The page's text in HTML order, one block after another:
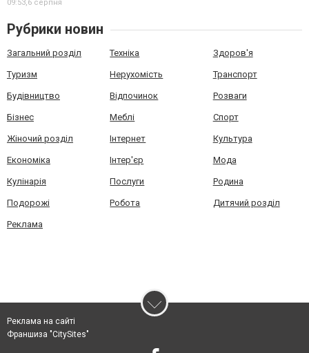
09:53,6 серпня
Рубрики новин
Загальний розділ Техніка Здоров'я
Туризм Нерухомість Транспорт
Будівництво Відпочинок Розваги
Бізнес Меблі Спорт
Жіночий розділ Інтернет Культура
Економіка Інтер'єр Мода
Кулінарія Послуги Родина
Подорожі Робота Дитячий розділ
Реклама
Реклама на сайті
Франшиза "CitySites"